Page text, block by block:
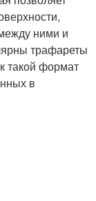
ними и
трафареты
такой формат
в